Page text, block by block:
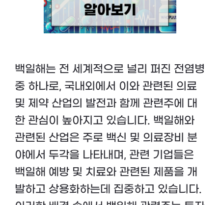
백일해는 전 세계적으로 널리 퍼진 전염병
중 하나로, 국내외에서 이와 관련된 의료
및 제약 산업의 발전과 함께 관련주에 대
한 관심이 높아지고 있습니다. 백일해와
관련된 산업은 주로 백신 및 의료장비 분
야에서 두각을 나타내며, 관련 기업들은
백일해 예방 및 치료와 관련된 제품을 개
발하고 상용화하는데 집중하고 있습니다.